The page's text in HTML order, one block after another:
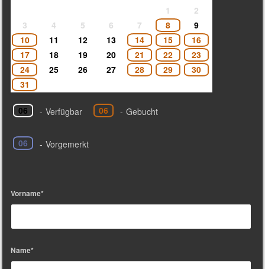
1
2
3
4 5 6 7 8
9
10
11 12 13 14 15
16
17
18 19 20 21 22
23
24
25 26 27 28 29
30
31
06 - Verfügbar 06 - Gebucht
06 - Vorgemerkt
Vorname*
Name*